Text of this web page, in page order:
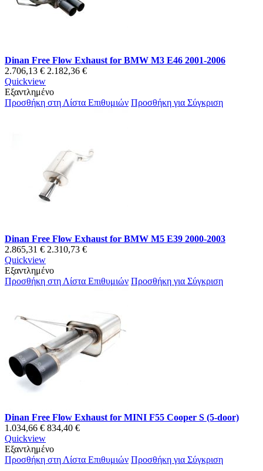
Dinan Free Flow Exhaust for BMW M3 E46 2001-2006
2.706,13 € 2.182,36 €
Quickview
Εξαντλημένο
Προσθήκη στη Λίστα Επιθυμιών Προσθήκη για Σύγκριση
Dinan Free Flow Exhaust for BMW M5 E39 2000-2003
2.865,31 € 2.310,73 €
Quickview
Εξαντλημένο
Προσθήκη στη Λίστα Επιθυμιών Προσθήκη για Σύγκριση
Dinan Free Flow Exhaust for MINI F55 Cooper S (5-door)
1.034,66 € 834,40 €
Quickview
Εξαντλημένο
Προσθήκη στη Λίστα Επιθυμιών Προσθήκη για Σύγκριση